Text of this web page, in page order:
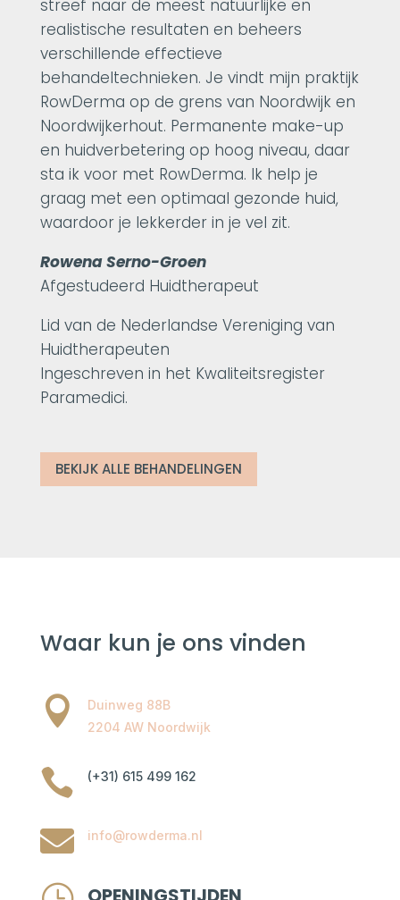
streef naar de meest natuurlijke en
realistische resultaten en beheers
verschillende effectieve
behandeltechnieken. Je vindt mijn praktijk
RowDerma op de grens van Noordwijk en
Noordwijkerhout. Permanente make-up
en huidverbetering op hoog niveau, daar
sta ik voor met RowDerma. Ik help je
graag met een optimaal gezonde huid,
waardoor je lekkerder in je vel zit.
Rowena Serno-Groen
Afgestudeerd Huidtherapeut
Lid van de Nederlandse Vereniging van
Huidtherapeuten
Ingeschreven in het Kwaliteitsregister
Paramedici.
BEKIJK ALLE BEHANDELINGEN
Waar kun je ons vinden

Duinweg 88B
2204 AW Noordwijk
 (+31) 615 499 162
 info@rowderma.nl